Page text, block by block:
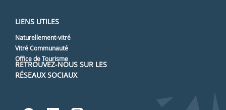
LIENS UTILES
Naturellement-vitré
Vitré Communauté
Office de Tourisme
RETROUVEZ-NOUS SUR LES
RÉSEAUX SOCIAUX
Lien vers notre page Facebook
Lien vers notre page
Lien vers notre page